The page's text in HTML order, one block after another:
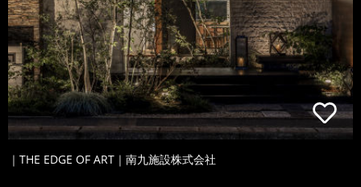
｜THE EDGE OF ART｜南九施設株式会社